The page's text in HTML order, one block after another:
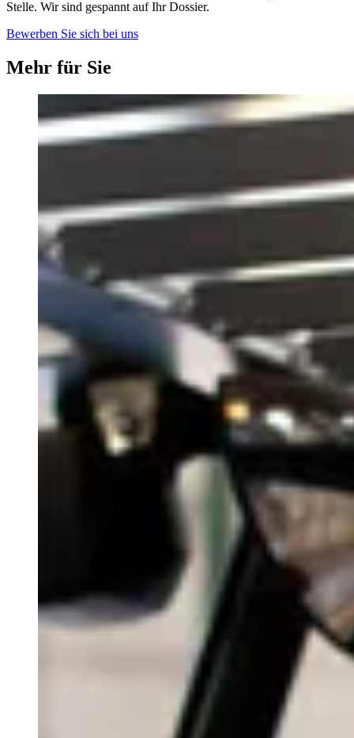
Stelle. Wir sind gespannt auf Ihr Dossier.
Bewerben Sie sich bei uns
Mehr für Sie